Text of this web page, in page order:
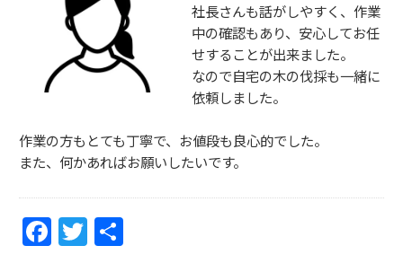
社長さんも話がしやすく、作業
中の確認もあり、安心してお任
せすることが出来ました。
なので自宅の木の伐採も一緒に
依頼しました。
作業の方もとても丁寧で、お値段も良心的でした。
また、何かあればお願いしたいです。
F T